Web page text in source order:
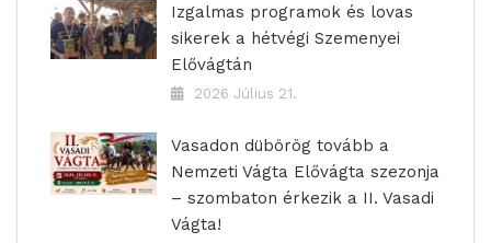
Izgalmas programok és lovas
sikerek a hétvégi Szemenyei
Elővágtán
2026 Július 21.
Vasadon dübörög tovább a
Nemzeti Vágta Elővágta szezonja
– szombaton érkezik a II. Vasadi
Vágta!